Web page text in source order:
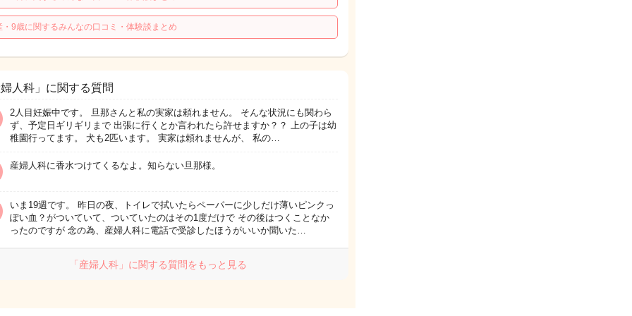
・9歳に関するみんなの口コミ・体験談まとめ
人科」に関する質問
2人目妊娠中です。 旦那さんと私の実家は頼れません。 そんな状況にも関わら
ず、予定日ギリギリまで 出張に行くとか言われたら許せますか？？ 上の子は幼
稚園行ってます。 犬も2匹います。 実家は頼れませんが、 私の…
産婦人科に香水つけてくるなよ。知らない旦那様。
いま19週です。 昨日の夜、トイレで拭いたらペーパーに少しだけ薄いピンクっ
ぽい血？がついていて、ついていたのはその1度だけで その後はつくことなか
ったのですが 念の為、産婦人科に電話で受診したほうがいいか聞いた…
「産婦人科」に関する質問をもっと見る